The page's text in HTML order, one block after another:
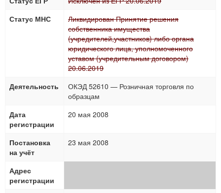
Статус МНС
Ликвидирован Принятие решения
собственника имущества
(учредителей,участников) либо органа
юридического лица, уполномоченного
уставом (учредительным договором)
20.06.2019
Деятельность
ОКЭД 52610 — Розничная торговля по
образцам
Дата
регистрации
20 мая 2008
Постановка
на учёт
23 мая 2008
Адрес
регистрации